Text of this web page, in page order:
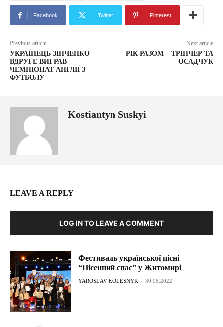
Facebook Twitter Pinterest
Previous article
УКРАЇНЕЦЬ ЗІНЧЕНКО
ВДРУГЕ ВИГРАВ
ЧЕМПІОНАТ АНГЛІЇ З
ФУТБОЛУ
Next article
РІК РАЗОМ – ТРІНЧЕР ТА
ОСАДЧУК
Kostiantyn Suskyi
LEAVE A REPLY
LOG IN TO LEAVE A COMMENT
Фестиваль української пісні
“Пісенний спас” у Житомирі
YAROSLAV KOLESNYK - 30.08.2022